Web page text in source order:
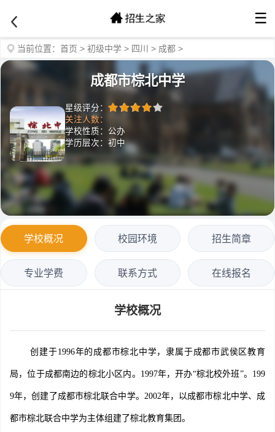
☰
当前位置： 首页 > 初级中学 > 四川 > 成都 >
成都市棕北中学
星级评分：
关注人数：
学校性质：公办
学历层次：初中
学校概况 校园环境 招生简章
专业学费 联系方式 在线报名
学校概况
创建于1996年的成都市棕北中学，隶属于成都市武侯区教育
局，位于成都南边的棕北小区内。1997年，开办“棕北校外班”。199
9年，创建了成都市棕北联合中学。2002年，以成都市棕北中学、成
都市棕北联合中学为主体组建了棕北教育集团。